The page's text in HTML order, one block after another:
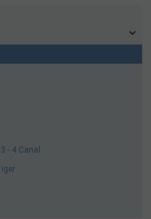
- 4 Canal